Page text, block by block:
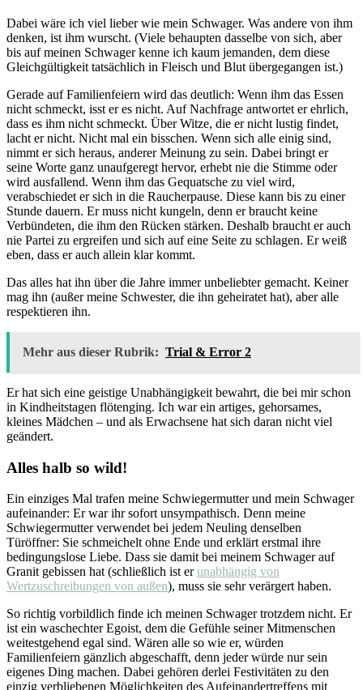
Dabei wäre ich viel lieber wie mein Schwager. Was andere von ihm
denken, ist ihm wurscht. (Viele behaupten dasselbe von sich, aber
bis auf meinen Schwager kenne ich kaum jemanden, dem diese
Gleichgültigkeit tatsächlich in Fleisch und Blut übergegangen ist.)
Gerade auf Familienfeiern wird das deutlich: Wenn ihm das Essen
nicht schmeckt, isst er es nicht. Auf Nachfrage antwortet er ehrlich,
dass es ihm nicht schmeckt. Über Witze, die er nicht lustig findet,
lacht er nicht. Nicht mal ein bisschen. Wenn sich alle einig sind,
nimmt er sich heraus, anderer Meinung zu sein. Dabei bringt er
seine Worte ganz unaufgeregt hervor, erhebt nie die Stimme oder
wird ausfallend. Wenn ihm das Gequatsche zu viel wird,
verabschiedet er sich in die Raucherpause. Diese kann bis zu einer
Stunde dauern. Er muss nicht kungeln, denn er braucht keine
Verbündeten, die ihm den Rücken stärken. Deshalb braucht er auch
nie Partei zu ergreifen und sich auf eine Seite zu schlagen. Er weiß
eben, dass er auch allein klar kommt.
Das alles hat ihn über die Jahre immer unbeliebter gemacht. Keiner
mag ihn (außer meine Schwester, die ihn geheiratet hat), aber alle
respektieren ihn.
Mehr aus dieser Rubrik: Trial & Error 2
Er hat sich eine geistige Unabhängigkeit bewahrt, die bei mir schon
in Kindheitstagen flötenging. Ich war ein artiges, gehorsames,
kleines Mädchen – und als Erwachsene hat sich daran nicht viel
geändert.
Alles halb so wild!
Ein einziges Mal trafen meine Schwiegermutter und mein Schwager
aufeinander: Er war ihr sofort unsympathisch. Denn meine
Schwiegermutter verwendet bei jedem Neuling denselben
Türöffner: Sie schmeichelt ohne Ende und erklärt erstmal ihre
bedingungslose Liebe. Dass sie damit bei meinem Schwager auf
Granit gebissen hat (schließlich ist erunabhängig von
Wertzuschreibungen von außen), muss sie sehr verärgert haben.
So richtig vorbildlich finde ich meinen Schwager trotzdem nicht. Er
ist ein waschechter Egoist, dem die Gefühle seiner Mitmenschen
weitestgehend egal sind. Wären alle so wie er, würden
Familienfeiern gänzlich abgeschafft, denn jeder würde nur sein
eigenes Ding machen. Dabei gehören derlei Festivitäten zu den
einzig verbliebenen Möglichkeiten des Aufeinandertreffens mit